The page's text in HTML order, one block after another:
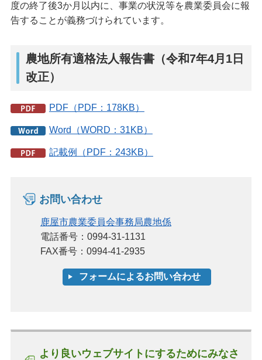
度の終了後3か月以内に、事業の状況等を農業委員会に報
告することが義務づけられています。
農地所有適格法人報告書（令和7年4月1日
改正）
PDF（PDF：178KB）
Word（WORD：31KB）
記載例（PDF：243KB）
お問い合わせ
鹿屋市農業委員会事務局農地係
電話番号：0994-31-1131
FAX番号：0994-41-2935
より良いウェブサイトにするためにみなさ